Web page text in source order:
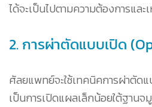
ได้จะเป็นไปตามความต้องการและ
2. การผ่าตัดแบบเปิด
ศัลยแพทย์จะใช้เทคนิคการผ่าตัด
เป็นการเปิดแผลเล็กน้อยใต้ฐานจ